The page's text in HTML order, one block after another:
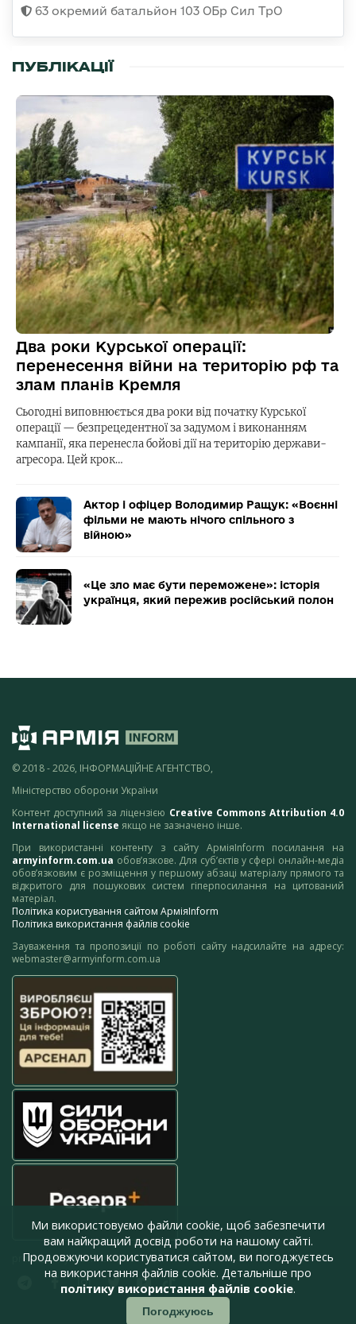
63 окремий батальйон 103 ОБр Сил ТрО
ПУБЛІКАЦІЇ
Два роки Курської операції:
перенесення війни на територію рф та
злам планів Кремля
Сьогодні виповнюється два роки від початку Курської
операції — безпрецедентної за задумом і виконанням
кампанії, яка перенесла бойові дії на територію держави-
агресора. Цей крок…
Актор і офіцер Володимир Ращук: «Воєнні
фільми не мають нічого спільного з
війною»
«Це зло має бути переможене»: історія
українця, який пережив російський полон
© 2018 - 2026, ІНФОРМАЦІЙНЕ АГЕНТСТВО,
Міністерство оборони України
Контент доступний за ліцензією Creative Commons Attribution 4.0
International license якщо не зазначено інше.
При використанні контенту з сайту АрміяInform посилання на
armyinform.com.ua обов’язкове. Для суб’єктів у сфері онлайн-медіа
обов’язковим є розміщення у першому абзаці матеріалу прямого та
відкритого для пошукових систем гіперпосилання на цитований
матеріал.
Політика користування сайтом АрміяInform
Політика використання файлів cookie
Зауваження та пропозиції по роботі сайту надсилайте на адресу:
webmaster@armyinform.com.ua
press@armyinform.com.ua
Ми використовуємо файли cookie, щоб забезпечити
вам найкращий досвід роботи на нашому сайті.
Продовжуючи користуватися сайтом, ви погоджуєтесь
на використання файлів cookie. Детальніше про
політику використання файлів cookie.
Погоджуюсь